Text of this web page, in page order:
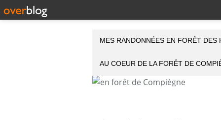
MES RANDONNÉES EN FORÊT DES
AU COEUR DE LA FORÊT DE